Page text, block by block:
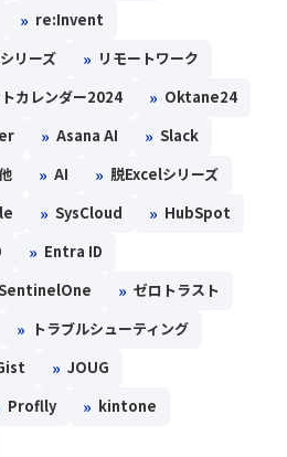
» re:Invent
リーズ » リモートワーク
カレンダー2024 » Oktane24
» Asana AI » Slack
» AI » 脱Excelシリーズ
» SysCloud » HubSpot
» Entra ID
» ゼロトラスト
» トラブルシューティング
» JOUG
Proflly » kintone